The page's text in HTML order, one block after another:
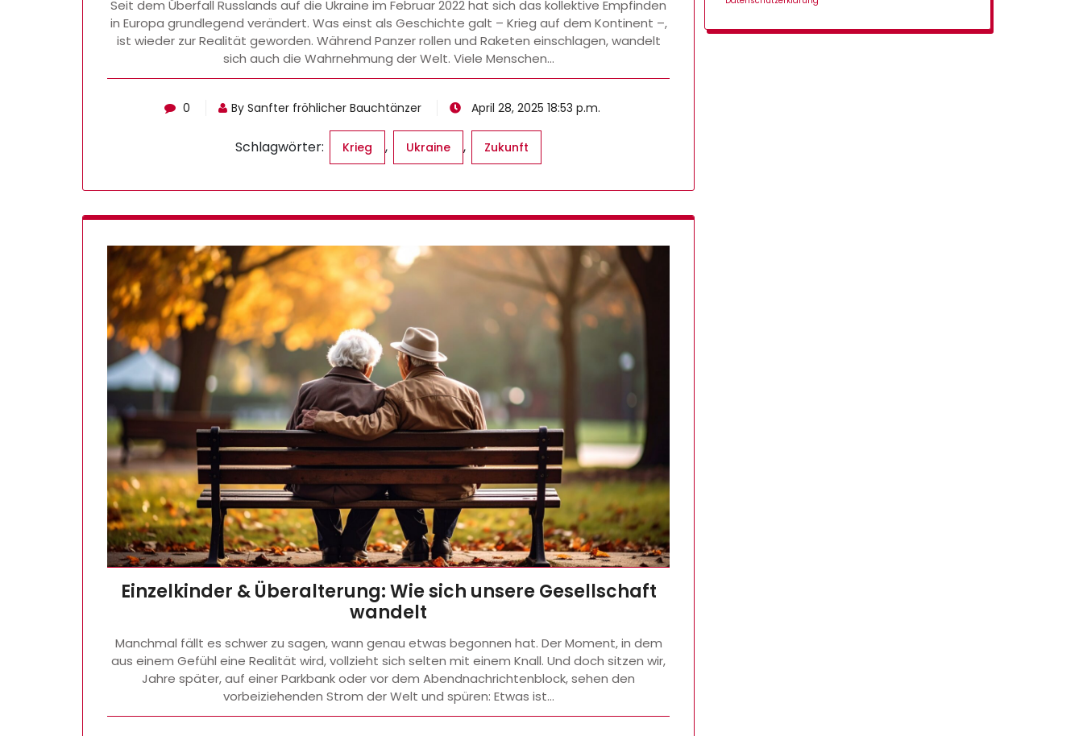
Seit dem Überfall Russlands auf die Ukraine im Februar 2022 hat sich das kollektive Empfinden
in Europa grundlegend verändert. Was einst als Geschichte galt – Krieg auf dem Kontinent –,
ist wieder zur Realität geworden. Während Panzer rollen und Raketen einschlagen, wandelt
sich auch die Wahrnehmung der Welt. Viele Menschen…
0 By Sanfter fröhlicher Bauchtänzer April 28, 2025 18:53 p.m.
Schlagwörter: Krieg , Ukraine , Zukunft
Einzelkinder & Überalterung: Wie sich unsere Gesellschaft
wandelt
Manchmal fällt es schwer zu sagen, wann genau etwas begonnen hat. Der Moment, in dem
aus einem Gefühl eine Realität wird, vollzieht sich selten mit einem Knall. Und doch sitzen wir,
Jahre später, auf einer Parkbank oder vor dem Abendnachrichtenblock, sehen den
vorbeiziehenden Strom der Welt und spüren: Etwas ist…